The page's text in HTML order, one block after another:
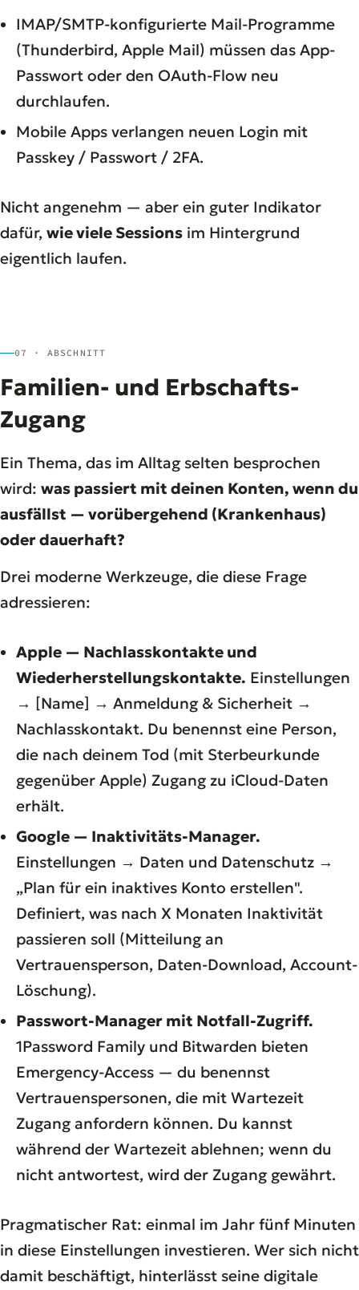
IMAP/SMTP-konfigurierte Mail-Programme
(Thunderbird, Apple Mail) müssen das App-
Passwort oder den OAuth-Flow neu
durchlaufen.
Mobile Apps verlangen neuen Login mit
Passkey / Passwort / 2FA.
Nicht angenehm — aber ein guter Indikator
dafür, wie viele Sessions im Hintergrund
eigentlich laufen.
07 · ABSCHNITT
Familien- und Erbschafts-
Zugang
Ein Thema, das im Alltag selten besprochen
wird: was passiert mit deinen Konten, wenn du
ausfällst — vorübergehend (Krankenhaus)
oder dauerhaft?
Drei moderne Werkzeuge, die diese Frage
adressieren:
Apple — Nachlasskontakte und
Wiederherstellungskontakte. Einstellungen
→ [Name] → Anmeldung & Sicherheit →
Nachlasskontakt. Du benennst eine Person,
die nach deinem Tod (mit Sterbeurkunde
gegenüber Apple) Zugang zu iCloud-Daten
erhält.
Google — Inaktivitäts-Manager.
Einstellungen → Daten und Datenschutz →
„Plan für ein inaktives Konto erstellen".
Definiert, was nach X Monaten Inaktivität
passieren soll (Mitteilung an
Vertrauensperson, Daten-Download, Account-
Löschung).
Passwort-Manager mit Notfall-Zugriff.
1Password Family und Bitwarden bieten
Emergency-Access — du benennst
Vertrauenspersonen, die mit Wartezeit
Zugang anfordern können. Du kannst
während der Wartezeit ablehnen; wenn du
nicht antwortest, wird der Zugang gewährt.
Pragmatischer Rat: einmal im Jahr fünf Minuten
in diese Einstellungen investieren. Wer sich nicht
damit beschäftigt, hinterlässt seine digitale